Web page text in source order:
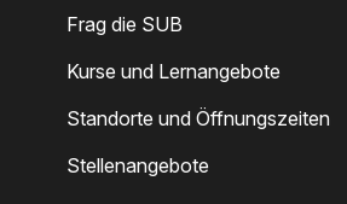
Frag die SUB
Kurse und Lernangebote
Standorte und Öffnungszeiten
Stellenangebote